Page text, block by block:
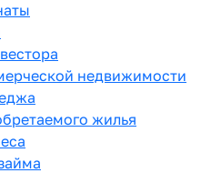
недвижимости
жилья